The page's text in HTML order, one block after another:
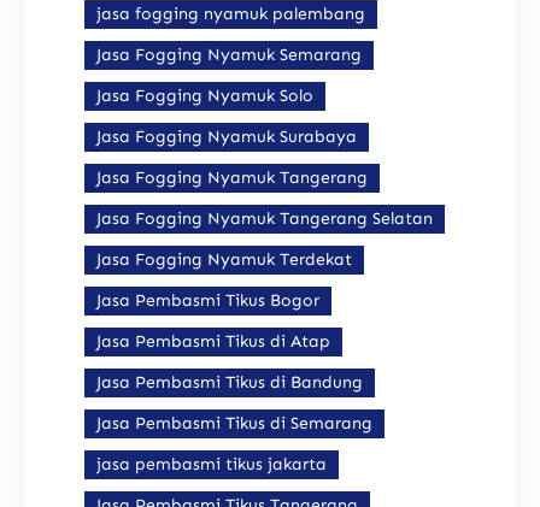
jasa fogging nyamuk palembang
Jasa Fogging Nyamuk Semarang
Jasa Fogging Nyamuk Solo
Jasa Fogging Nyamuk Surabaya
Jasa Fogging Nyamuk Tangerang
Jasa Fogging Nyamuk Tangerang Selatan
Jasa Fogging Nyamuk Terdekat
Jasa Pembasmi Tikus Bogor
Jasa Pembasmi Tikus di Atap
Jasa Pembasmi Tikus di Bandung
Jasa Pembasmi Tikus di Semarang
jasa pembasmi tikus jakarta